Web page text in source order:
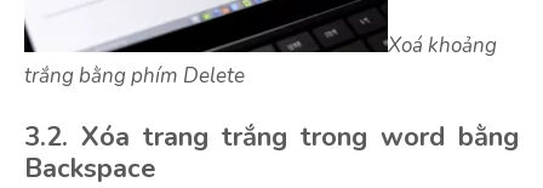
Xoá khoảng
trắng bằng phím Delete
3.2. Xóa trang trắng trong word bằng
Backspace